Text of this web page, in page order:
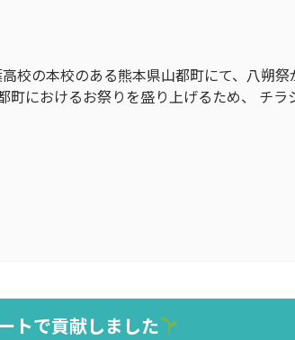
校の本校のある熊本県山都町にて、八朔
町におけるお祭りを盛り上げるため、 チ
トで貢献しました